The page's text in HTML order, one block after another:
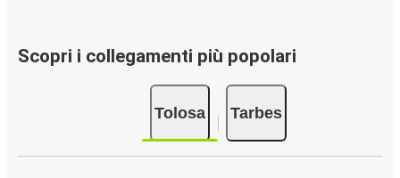
Scopri i collegamenti più popolari
Tolosa Tarbes